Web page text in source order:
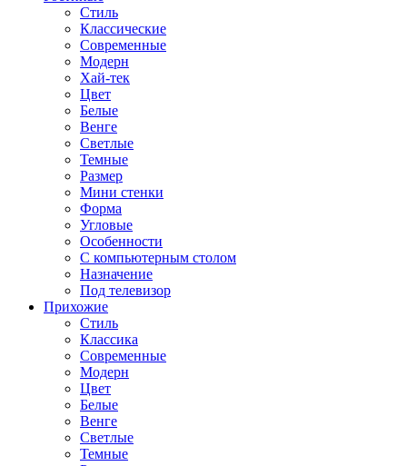
Стиль
Классические
Современные
Модерн
Хай-тек
Цвет
Белые
Венге
Светлые
Темные
Размер
Мини стенки
Форма
Угловые
Особенности
С компьютерным столом
Назначение
Под телевизор
Прихожие
Стиль
Классика
Современные
Модерн
Цвет
Белые
Венге
Светлые
Темные